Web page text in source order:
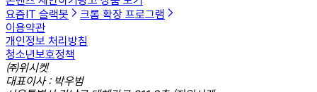
요즘IT 슬랙봇
크롬 확장 프로그램
이용약관
개인정보 처리방침
청소년보호정책
㈜위시켓
대표이사 : 박우범